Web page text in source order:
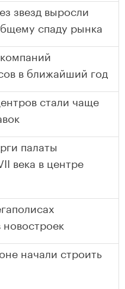
звезд выросли
спаду рынка
в ближайший год
стали чаще
палаты
века в центре
новостроек
начали строить